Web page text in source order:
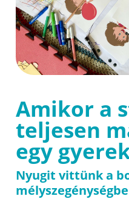
Amikor a
teljesen
egy
Nyugit vittünk a